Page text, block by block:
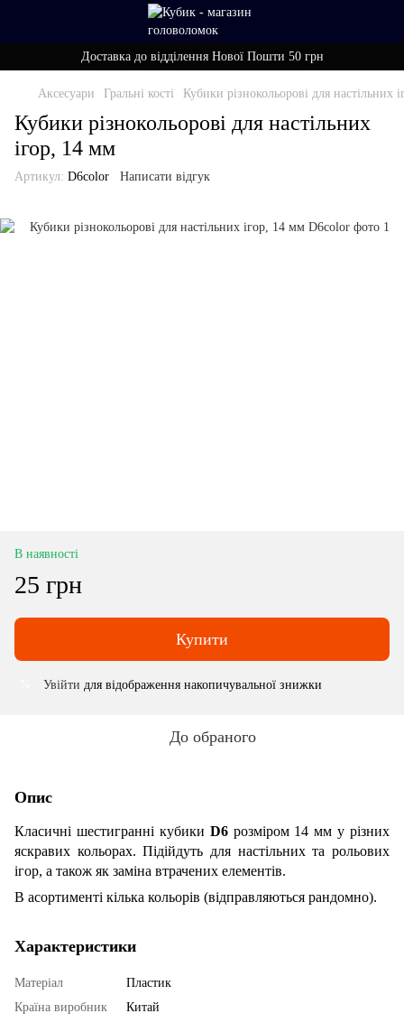
Доставка до відділення Нової Пошти 50 грн
Аксесуари Гральні кості Кубики різнокольорові для настільних
Кубики різнокольорові для настільних
ігор, 14 мм
Артикул: D6color Написати відгук
В наявності
25 грн
Купити
Увійти для відображення накопичувальної знижки
До обраного
Опис
Класичні шестигранні кубики D6розміром 14 мм у різних
яскравих кольорах. Підійдуть для настільних та рольових
ігор, а також як заміна втрачених елементів.
В асортименті кілька кольорів (відправляються рандомно).
Характеристики
Матеріал
Пластик
Країна виробник
Китай